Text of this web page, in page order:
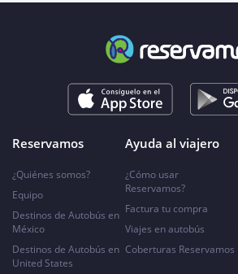
Reservamos
¿Quiénes somos?
Equipo
Destinos de Autobús en
México
Destinos de Autobús en
United States
Ayuda al viajero
¿Cómo usar
Reservamos?
Factura tu compra
Viajes en autobús
Coberturas Reservamos